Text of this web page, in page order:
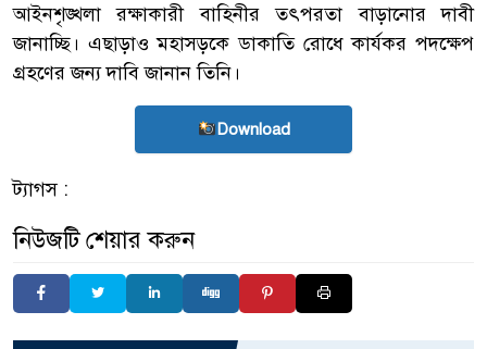
আইনশৃঙ্খলা রক্ষাকারী বাহিনীর তৎপরতা বাড়ানোর দাবী
জানাচ্ছি। এছাড়াও মহাসড়কে ডাকাতি রোধে কার্যকর পদক্ষেপ
গ্রহণের জন্য দাবি জানান তিনি।
Download
ট্যাগস :
নিউজটি শেয়ার করুন